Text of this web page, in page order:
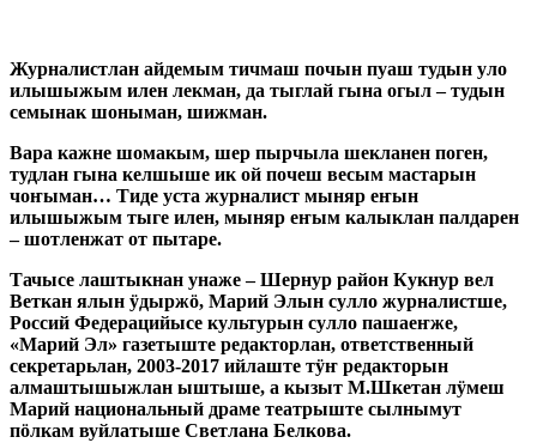
Журналистлан айдемым тичмаш почын пуаш тудын уло
илышыжым илен лекман, да тыглай гына огыл – тудын
семынак шоныман, шижман.
Вара кажне шомакым, шер пырчыла шекланен поген,
тудлан гына келшыше ик ой почеш весым мастарын
чоҥыман… Тиде уста журналист мыняр еҥын
илышыжым тыге илен, мыняр еҥым калыклан палдарен
– шотленжат от пытаре.
Тачысе лаштыкнан унаже – Шернур район Кукнур вел
Веткан ялын ӱдыржӧ, Марий Элын сулло журналистше,
Россий Федерацийысе культурын сулло пашаеҥже,
«Марий Эл» газетыште редакторлан, ответственный
секретарьлан, 2003-2017 ийлаште тӱҥ редакторын
алмаштышыжлан ыштыше, а кызыт М.Шкетан лӱмеш
Марий национальный драме театрыште сылнымут
пӧлкам вуйлатыше Светлана Белкова.